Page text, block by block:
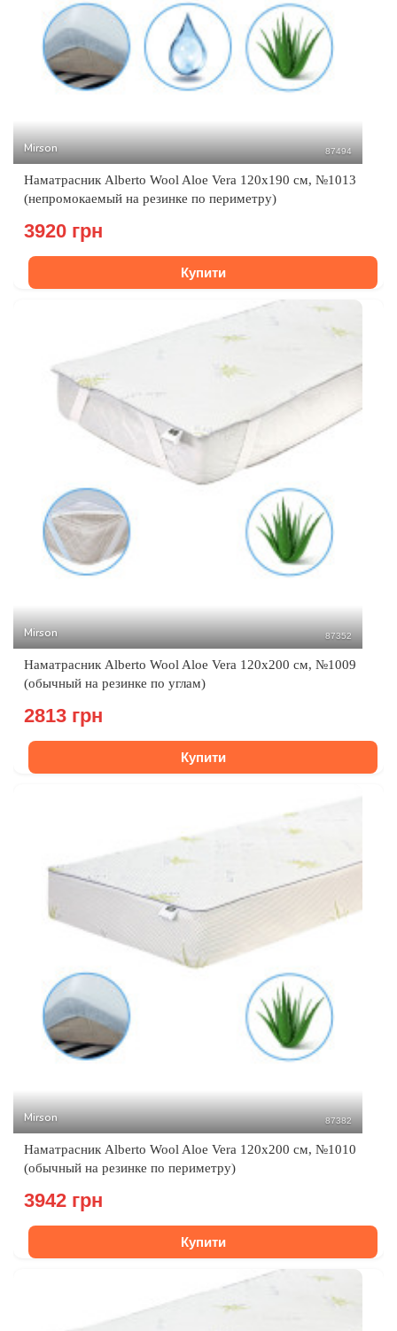
Mirson 87494
Наматрасник Alberto Wool Aloe Vera 120x190 см, №1013
(непромокаемый на резинке по периметру)
3920 грн
Купити
Mirson 87352
Наматрасник Alberto Wool Aloe Vera 120x200 см, №1009
(обычный на резинке по углам)
2813 грн
Купити
Mirson 87382
Наматрасник Alberto Wool Aloe Vera 120x200 см, №1010
(обычный на резинке по периметру)
3942 грн
Купити